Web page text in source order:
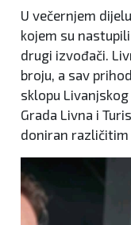
U večernjem
kojem su
drugi izvođači.
broju, a sav
sklopu
Grada Livna i
doniran različitim